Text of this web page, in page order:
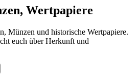
Wertpapiere
Münzen und historische Wertpapiere.
euch über Herkunft und